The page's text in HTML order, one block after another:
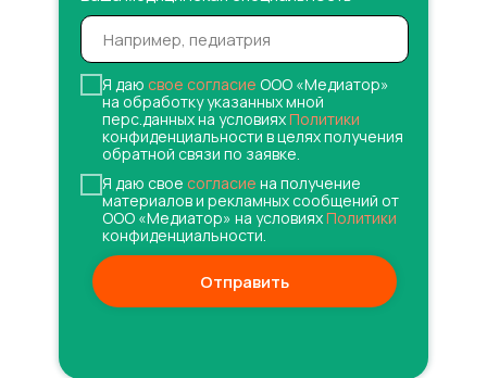
Я даю свое согласие ООО «Медиатор»
на обработку указанных мной
перс.данных на условияхПолитики
конфиденциальности в целях получения
обратной связи по заявке.
Я даю свое согласие на получение
материалов и рекламных сообщений от
ООО «Медиатор» на условияхПолитики
конфиденциальности.
Отправить